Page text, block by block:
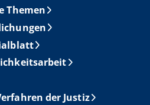
Themen
der Justiz